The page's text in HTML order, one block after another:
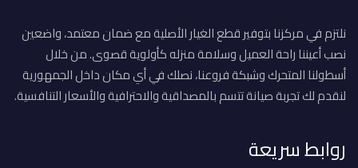
نلتزم في مركزنا بتوفير قطع الغيار الأصلية مع ضمان معتمد، واضعين
نصب أعيننا راحة العميل وسلامة منزله كأولوية قصوى. من خلال
أسطولنا المتحرك وشبكة فروعنا، نصلك في أي مكان داخل الجمهورية
لنقدم لك تجربة صيانة تتسم بالمصداقية والاحترافية والأسعار التنافسية.
روابط سريعة